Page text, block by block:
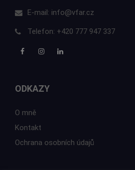
E-mail: info@vfar.cz
Telefon: +420 777 947 337
ODKAZY
O mně
Kontakt
Ochrana osobních údajů